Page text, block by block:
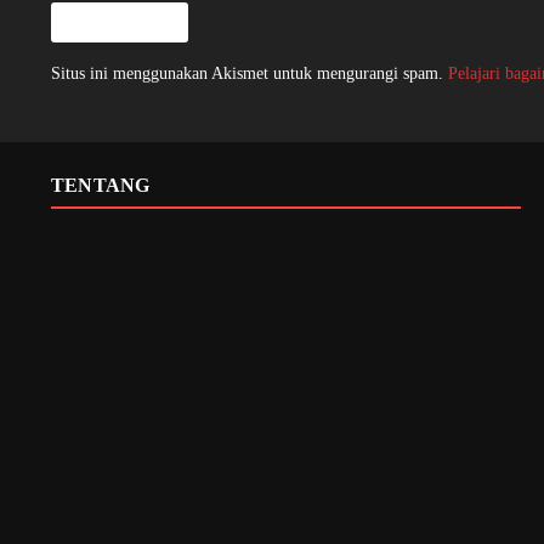
Situs ini menggunakan Akismet untuk mengurangi spam. Pelajari
TENTANG